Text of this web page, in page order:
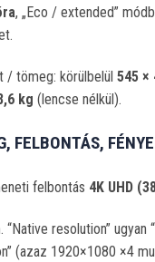
, „Eco / extended”
/ tömeg: körülbelül 545 ×
kg (lencse nélkül).
FELBONTÁS,
felbontás 4K UHD
“Native resolution” ugyan
(azaz 1920×1080 ×4